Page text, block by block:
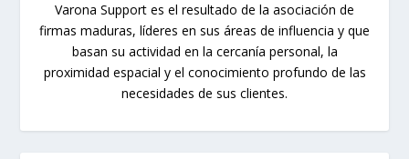
Varona Support es el resultado de la asociación de
firmas maduras, líderes en sus áreas de influencia y que
basan su actividad en la cercanía personal, la
proximidad espacial y el conocimiento profundo de las
necesidades de sus clientes.